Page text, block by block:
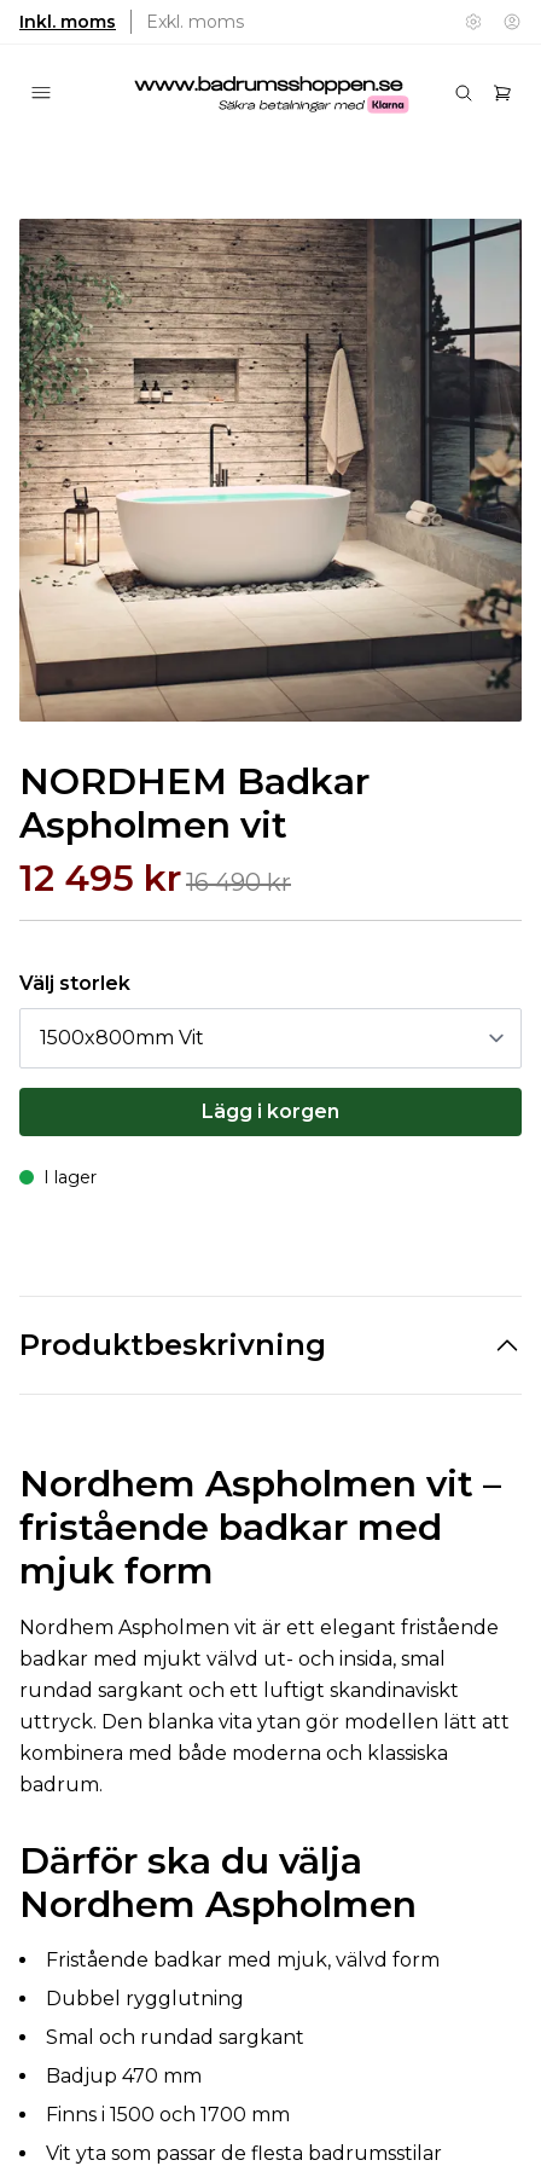
Inkl. moms Exkl. moms
NORDHEM Badkar
Aspholmen vit
12 495 kr16 490 kr
Välj storlek
Lägg i korgen
I lager
Produktbeskrivning
Nordhem Aspholmen vit –
fristående badkar med
mjuk form
Nordhem Aspholmen vit är ett elegant fristående
badkar med mjukt välvd ut- och insida, smal
rundad sargkant och ett luftigt skandinaviskt
uttryck. Den blanka vita ytan gör modellen lätt att
kombinera med både moderna och klassiska
badrum.
Därför ska du välja
Nordhem Aspholmen
Fristående badkar med mjuk, välvd form
Dubbel rygglutning
Smal och rundad sargkant
Badjup 470 mm
Finns i 1500 och 1700 mm
Vit yta som passar de flesta badrumsstilar